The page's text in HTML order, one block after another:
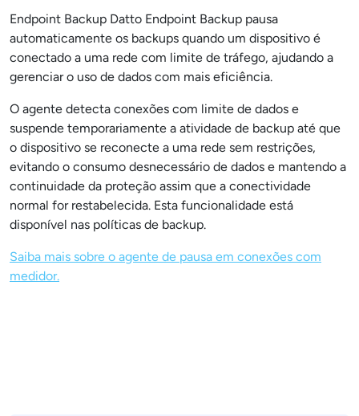
Endpoint Backup Datto Endpoint Backup pausa
automaticamente os backups quando um dispositivo é
conectado a uma rede com limite de tráfego, ajudando a
gerenciar o uso de dados com mais eficiência.
O agente detecta conexões com limite de dados e
suspende temporariamente a atividade de backup até que
o dispositivo se reconecte a uma rede sem restrições,
evitando o consumo desnecessário de dados e mantendo a
continuidade da proteção assim que a conectividade
normal for restabelecida. Esta funcionalidade está
disponível nas políticas de backup.
Saiba mais sobre o agente de pausa em conexões com
medidor.